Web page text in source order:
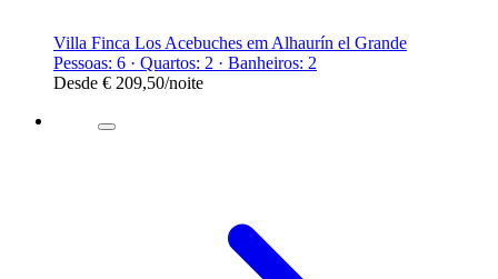
Villa Finca Los Acebuches em Alhaurín el Grande
Pessoas: 6 · Quartos: 2 · Banheiros: 2
Desde € 209,50/noite